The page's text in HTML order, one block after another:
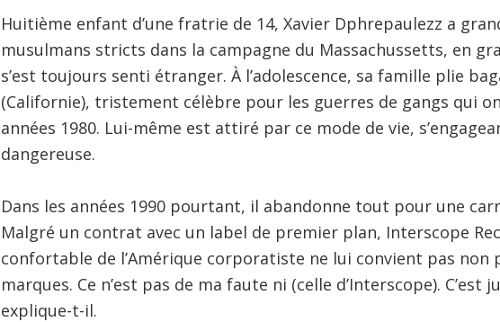
Huitième enfant d’une fratrie de 14, Xavier Dphrepaulezz a
musulmans stricts dans la campagne du Massachussetts, en
s’est toujours senti étranger. À l’adolescence, sa famille plie
(Californie), tristement célèbre pour les guerres de gangs qui
années 1980. Lui-même est attiré par ce mode de vie,
dangereuse.
Dans les années 1990 pourtant, il abandonne tout pour une
Malgré un contrat avec un label de premier plan, Interscope
confortable de l’Amérique corporatiste ne lui convient pas non
marques. Ce n’est pas de ma faute ni (celle d’Interscope). C’est
explique-t-il.